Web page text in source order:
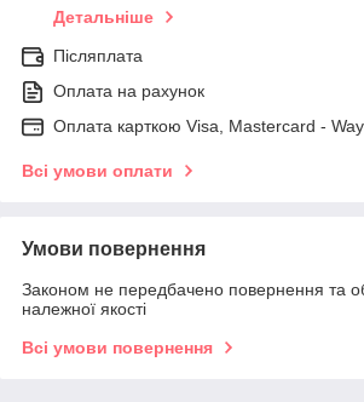
Детальніше
Післяплата
Оплата на рахунок
Оплата карткою Visa, Mastercard -
Всі умови оплати
Умови повернення
Законом не передбачено повернення та
належної якості
Всі умови повернення